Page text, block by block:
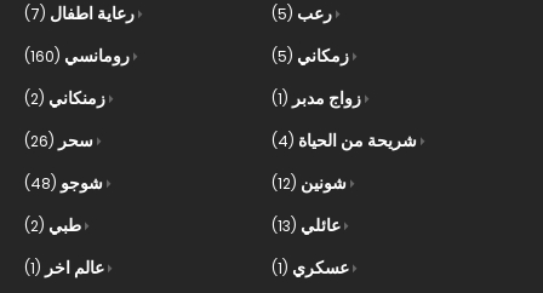
رعاية اطفال (7) رعب (5)
رومانسي (160) زمكاني (5)
زمنكاني (2) زواج مدبر (1)
سحر (26) شريحة من الحياة (4)
شوجو (48) شونين (12)
طبي (2) عائلي (13)
عالم اخر (1) عسكري (1)